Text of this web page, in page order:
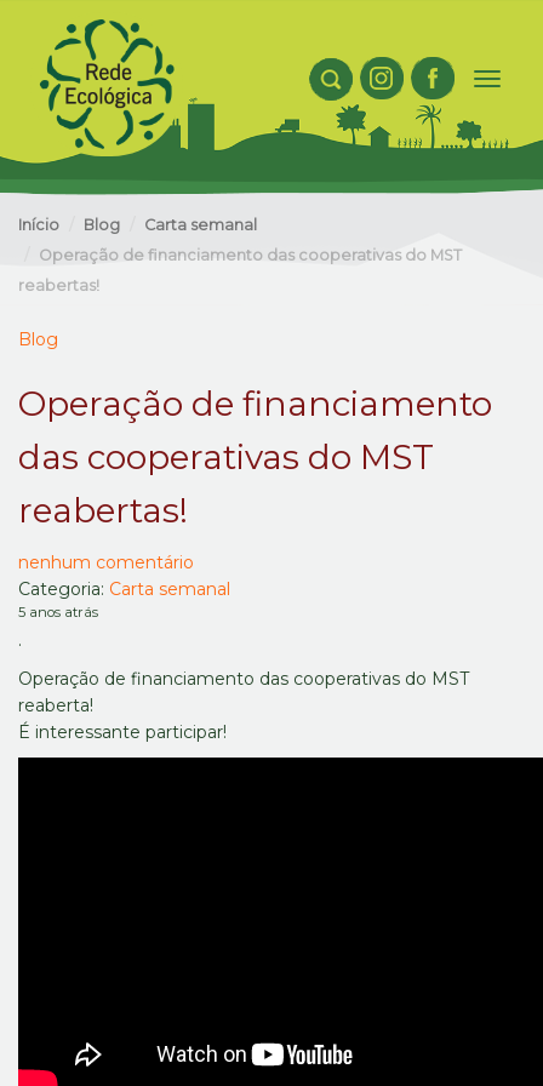
Toggle
Início Blog
Carta semanal
Operação de financiamento das cooperativas do MST
reabertas!
Blog
Operação de financiamento
das cooperativas do MST
reabertas!
nenhum comentário
Categoria: Carta semanal
5 anos atrás
.
Operação de financiamento das cooperativas do MST
reaberta!
É interessante participar!